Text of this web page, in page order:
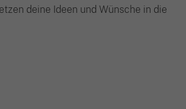
deine Ideen und Wünsche in die